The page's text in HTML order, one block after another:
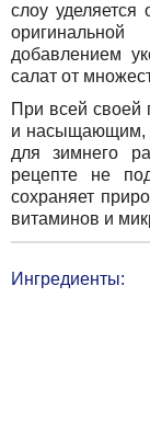
слоу
добавлением
салат от
При всей своей
и насыщающим,
для зимнего
рецепте не
сохраняет
витаминов и
Ингредиенты: